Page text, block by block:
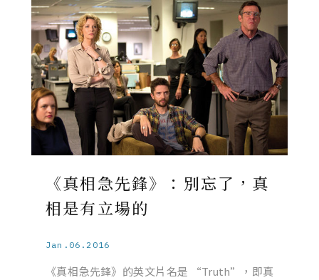
《真相急先鋒》：別忘了，真
相是有立場的
Jan.06.2016
《真相急先鋒》的英文片名是 “Truth”，即真